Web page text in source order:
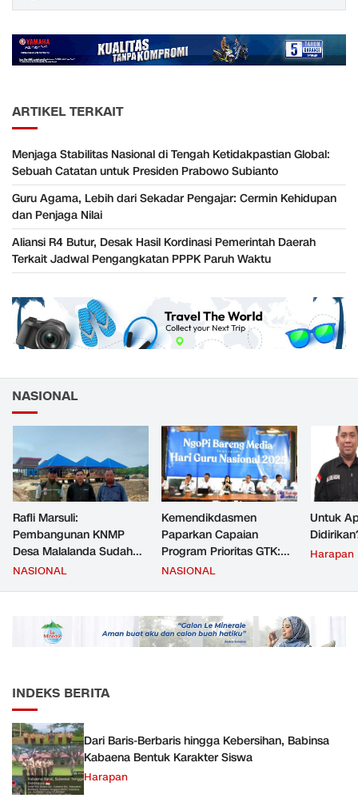
ARTIKEL TERKAIT
Menjaga Stabilitas Nasional di Tengah Ketidakpastian Global:
Sebuah Catatan untuk Presiden Prabowo Subianto
Guru Agama, Lebih dari Sekadar Pengajar: Cermin Kehidupan
dan Penjaga Nilai
Aliansi R4 Butur, Desak Hasil Kordinasi Pemerintah Daerah
Terkait Jadwal Pengangkatan PPPK Paruh Waktu
NASIONAL
Rafli Marsuli:
Pembangunan KNMP
Desa Malalanda Sudah
Mencapai 69 Persen dan
JMD dan JMF
NASIONAL
Kemendikdasmen
Paparkan Capaian
Program Prioritas GTK:
Kompetensi Meningkat,
NASIONAL
Untuk
Harapan
INDEKS BERITA
Dari Baris-Berbaris hingga Kebersihan, Babinsa
Kabaena Bentuk Karakter Siswa
Harapan